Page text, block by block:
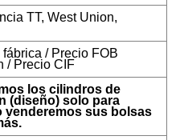
TT, West Union,
fábrica / Precio FOB
/ Precio CIF
los cilindros de
(diseño) solo para
venderemos sus bolsas